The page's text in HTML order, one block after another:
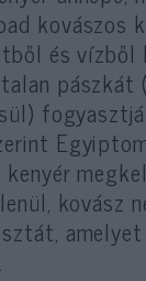
kovászos
és vízből
pászkát
kovász